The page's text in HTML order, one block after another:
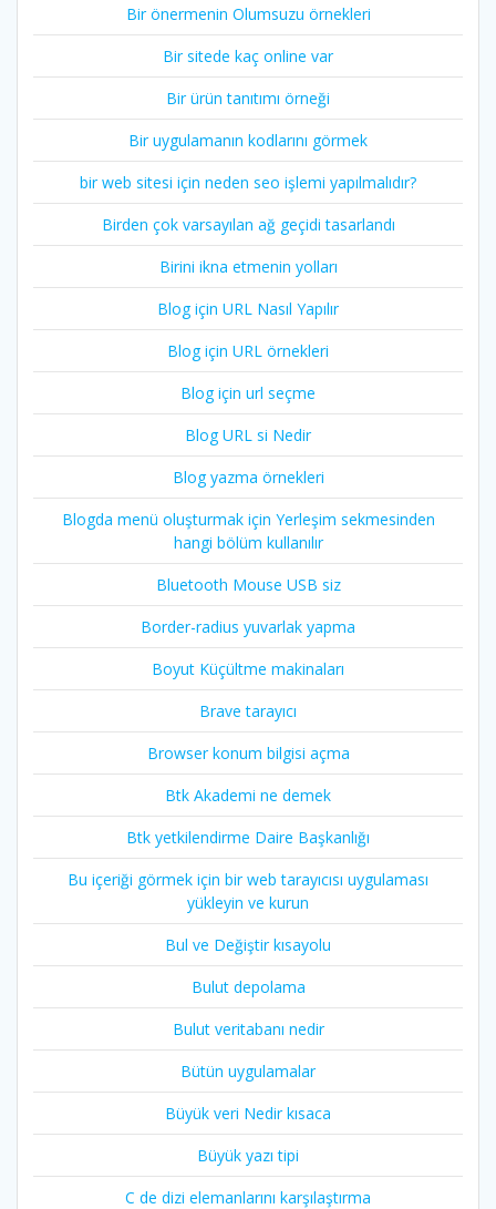
Bir önermenin Olumsuzu örnekleri
Bir sitede kaç online var
Bir ürün tanıtımı örneği
Bir uygulamanın kodlarını görmek
bir web sitesi için neden seo işlemi yapılmalıdır?
Birden çok varsayılan ağ geçidi tasarlandı
Birini ikna etmenin yolları
Blog için URL Nasıl Yapılır
Blog için URL örnekleri
Blog için url seçme
Blog URL si Nedir
Blog yazma örnekleri
Blogda menü oluşturmak için Yerleşim sekmesinden
hangi bölüm kullanılır
Bluetooth Mouse USB siz
Border-radius yuvarlak yapma
Boyut Küçültme makinaları
Brave tarayıcı
Browser konum bilgisi açma
Btk Akademi ne demek
Btk yetkilendirme Daire Başkanlığı
Bu içeriği görmek için bir web tarayıcısı uygulaması
yükleyin ve kurun
Bul ve Değiştir kısayolu
Bulut depolama
Bulut veritabanı nedir
Bütün uygulamalar
Büyük veri Nedir kısaca
Büyük yazı tipi
C de dizi elemanlarını karşılaştırma